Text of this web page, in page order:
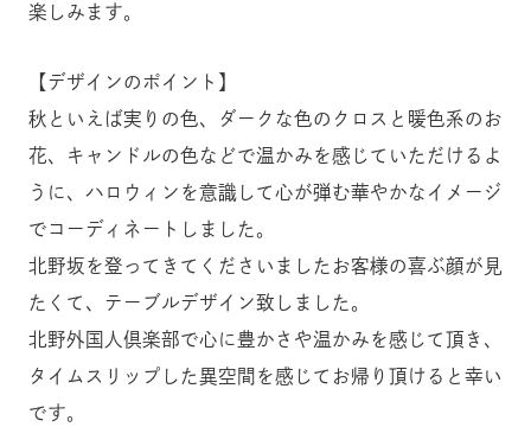
楽しみます。
【デザインのポイント】
秋といえば実りの色、ダークな色のクロスと暖色系のお
花、キャンドルの色などで温かみを感じていただけるよ
うに、ハロウィンを意識して心が弾む華やかなイメージ
でコーディネートしました。
北野坂を登ってきてくださいましたお客様の喜ぶ顔が見
たくて、テーブルデザイン致しました。
北野外国人倶楽部で心に豊かさや温かみを感じて頂き、
タイムスリップした異空間を感じてお帰り頂けると幸い
です。